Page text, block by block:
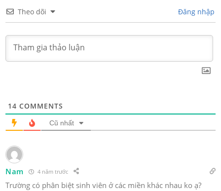
Theo dõi Đăng nhập
14 COMMENTS
Cũ nhất
Nam 4 năm trước
Trường có phân biệt sinh viên ở các miền khác nhau ko ạ?